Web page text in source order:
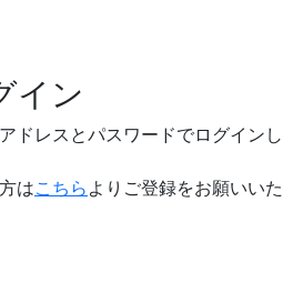
イン
ドレスとパスワードでログインし
はこちらよりご登録をお願いいた